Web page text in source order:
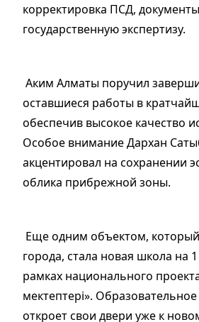
корректировка ПСД,
государственную экспертизу.
Аким Алматы поручил
оставшиеся работы в
обеспечив высокое качество
Особое внимание Дархан
акцентировал на сохранении
облика прибрежной зоны.
Еще одним объектом,
города, стала новая школа на
рамках национального
мектептері».
откроет свои двери уже к